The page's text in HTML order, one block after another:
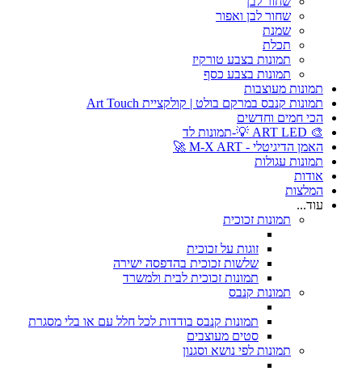
שחור לבן ואפור
שמנת
תכלת
תמונות בצבע טורקיז
תמונות בצבע כסף
תמונות מעוצבות
תמונות קנבס במרקם בולט | קולקציית Art Touch
הכי חמים וחדשים
🎨 ART LED 💡-תמונות לד
האמן הדיגיטלי - M-X ART 🚀
תמונות עגולות
אודות
המלצות
עוד...
תמונות זכוכית
זוגות על זכוכית
שלשות זכוכית בהדפסה ישירה
תמונות זכוכית לבית ולמשרד
תמונות קנבס
תמונות קנבס בודדות לכל חלל עם או בלי מסגרת
סטים מעוצבים
תמונות לפי נושא וסגנון